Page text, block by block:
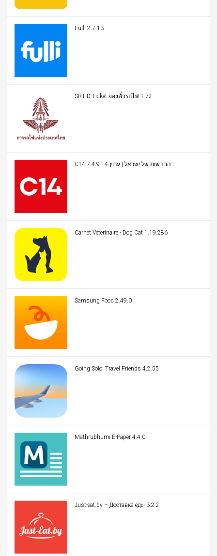
Fulli 2.7.13
SRT D-Ticket จองตั๋วรถไฟ 1.72
C14 החדשות של ישראל | ערוץ 14 7.4.9
Carnet Veterinaire - Dog Cat 1.19.286
Samsung Food 2.49.0
Going Solo: Travel Friends 4.2.55
Mathrubhumi E-Paper 4.4.0
Just-eat.by – Доставка еды 3.2.2